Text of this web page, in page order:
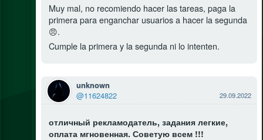
Muy mal, no recomiendo hacer las tareas, paga la
primera para enganchar usuarios a hacer la segunda
😠.
Cumple la primera y la segunda ni lo intenten.
unknown
@11624822 29.09.2022
отличный рекламодатель, задания легкие,
оплата мгновенная. Советую всем !!!